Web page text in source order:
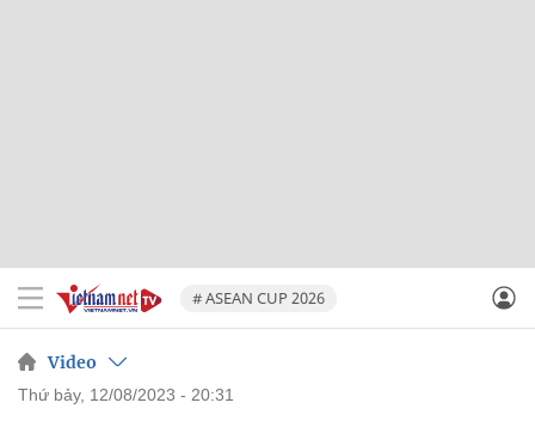
# ASEAN CUP 2026
Video
thứ bảy, 12/08/2023 - 20:31